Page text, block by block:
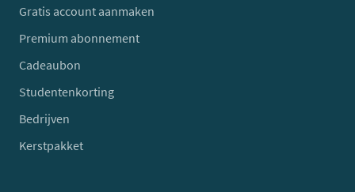
Gratis account aanmaken
Premium abonnement
Cadeaubon
Studentenkorting
Bedrijven
Kerstpakket